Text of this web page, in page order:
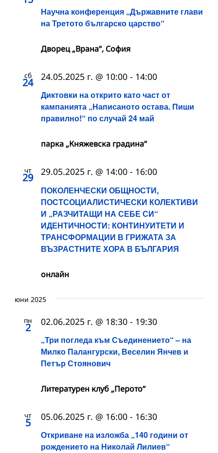
Научна конференция „Държавните глави
на Третото българско царство“
Дворец „Врана“, София
сб
24
Диктовки на открито като част от
кампанията „Написаното остава. Пиши
правилно!“ по случай 24 май
24.05.2025 г. @ 10:00 - 14:00
парка „Княжевска градина“
чт
29
ПОКОЛЕНЧЕСКИ ОБЩНОСТИ,
ПОСТСОЦИАЛИСТИЧЕСКИ КОЛЕКТИВИ
И „РАЗЧИТАЩИ НА СЕБЕ СИ“
ИДЕНТИЧНОСТИ: КОНТИНУИТЕТИ И
ТРАНСФОРМАЦИИ В ГРИЖАТА ЗА
ВЪЗРАСТНИТЕ ХОРА В БЪЛГАРИЯ
29.05.2025 г. @ 14:00 - 16:00
онлайн
юни 2025
пн
2
„Три погледа към Съединението“ – на
Милко Палангурски, Веселин Янчев и
Петър Стоянович
02.06.2025 г. @ 18:30 - 19:30
Литературен клуб „Перото“
чт
5
Откриване на изложба „140 години от
рождението на Николай Лилиев“
05.06.2025 г. @ 16:00 - 16:30